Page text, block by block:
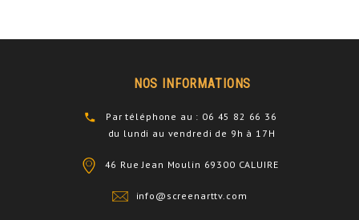
NOS INFORMATIONS
Par téléphone au : 06 45 82 66 36
du lundi au vendredi de 9h à 17H
46 Rue Jean Moulin 69300 CALUIRE
info@screenarttv.com